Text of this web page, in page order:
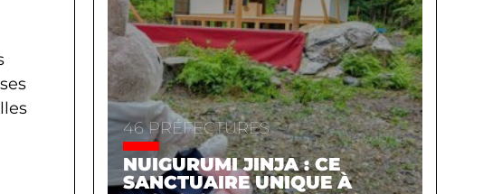
46 PRÉFECTURES
NUIGURUMI JINJA : CE
SANCTUAIRE UNIQUE À